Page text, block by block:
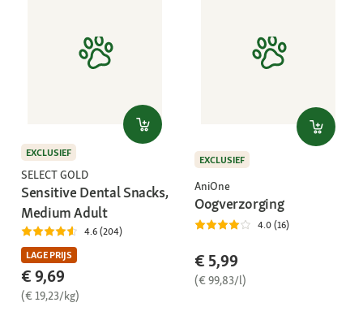
EXCLUSIEF
SELECT GOLD
Sensitive Dental Snacks,
Medium Adult
4.6 (204)
LAGE PRIJS
€ 9,69
(€ 19,23/kg)
EXCLUSIEF
AniOne
Oogverzorging
4.0 (16)
€ 5,99
(€ 99,83/l)